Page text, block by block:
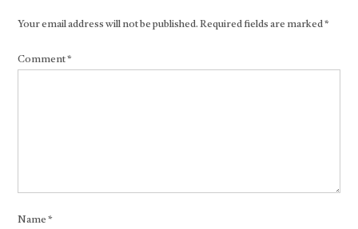
Your email address will not be published. Required fields are marked*
Comment*
Name*